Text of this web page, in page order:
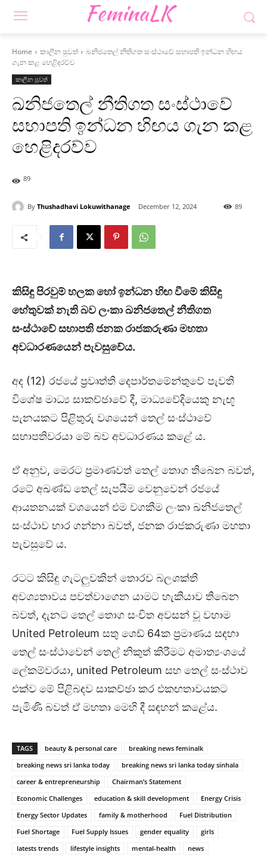
Home කාලීන පුවත්
ඛනිජතෙල් නීතිගත සංස්ථාවේ සභාපති ඉන්ධන හිඟය
ගැන කළ හෙළිදරව්ව
කාලීන පුවත්
ඛනිජතෙල් නීතිගත සංස්ථාවේ
සභාපති ඉන්ධන හිඟය ගැන කළ
හෙළිදරව්ව
89
By Thushadhavi Lokuwithanage December 12, 2024 89
කිසිඳු පිරවුම් හලක හෝ ඉන්ධන හිඟ වීමේ කිසිඳු
හේතුවක් නැති බව ලංකා ඛනිජතෙල් නීතිගත
සංස්ථාවේ සභාපති ජනක රාජකරුණා මහතා
අවධාරණයෙන් පැවසුවේය.
අද (12) රජයේ ප්‍රවෘත්ති දෙපාර්තමේන්තුවේ පැවති
විශේෂ මාධ්‍ය සාකච්ඡාවේ දී, මාධ්‍යවේදියෙකු නැඟූ
පැනයකට පිළිතුරු වශයෙන් තෙල් සංස්ථාවේ
සභාපතිවරයා මේ බව අවධාරණය කළේ ය.
ඒ අනුව, මෙරට ප්‍රමාණවත් තෙල් තොග තිබෙන බවත්,
රටේ අඛණ්ඩ තෙල් සැපයීම වෙනුවෙන් රජයේ
ආයතනයක් වශයෙන් එම වගකීම ලංකා ඛනිජතෙල්
සංස්ථාව භාර ගන්නා බවත්, ජනක රාජකරුණා මහතා
පැවසුවේ ය.
රටට කිසිඳු ගැටලුවකින් තොරව බලශක්ති
අවශ්‍යතාවය පවත්වාගෙන යාමට හැකියාව තිබෙන
බවත්, දැනට තෙල් තොග සංචිත අවසන් වූ වහාම
United Petroleum සතු ශෙඩ් 64ක ප්‍රමාණය සඳහා
තෙල් සංස්ථාවෙන් තෙල් නිකුත් කිරීමට අමාත්‍යංශයේ
ලේකම්වරයා, united Petroleum සහ තෙල් සංස්ථාව
එක්ව මේ පිළිබඳව සාකච්ඡා කර එකඟතාවයකට
පැමිණි බවත් ඒ මහතා මෙහි දී සඳහන් කළේය.
TAGS beauty & personal care
breaking news feminalk
breaking news sri lanka today
breaking news sri lanka today sinhala
career & entrepreneurship
Chairman’s Statement
Economic Challenges
education & skill development
Energy Crisis
Energy Sector Updates
family & motherhood
Fuel Distribution
Fuel Shortage
Fuel Supply Issues gender equality
girls
latests trends
lifestyle insights mental-health
news